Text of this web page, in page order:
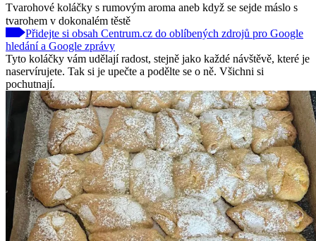
Tvarohové koláčky s rumovým aroma aneb když se sejde máslo s
tvarohem v dokonalém těstě
Přidejte si obsah Centrum.cz do oblíbených zdrojů pro Google
hledání a Google zprávy
Tyto koláčky vám udělají radost, stejně jako každé návštěvě, které je
naservírujete. Tak si je upečte a podělte se o ně. Všichni si
pochutnají.